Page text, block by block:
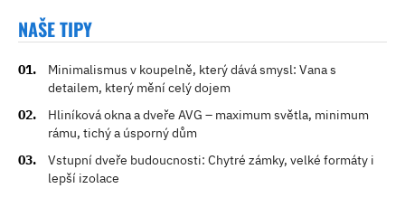
NAŠE TIPY
Minimalismus v koupelně, který dává smysl: Vana s
detailem, který mění celý dojem
Hliníková okna a dveře AVG – maximum světla, minimum
rámu, tichý a úsporný dům
Vstupní dveře budoucnosti: Chytré zámky, velké formáty i
lepší izolace